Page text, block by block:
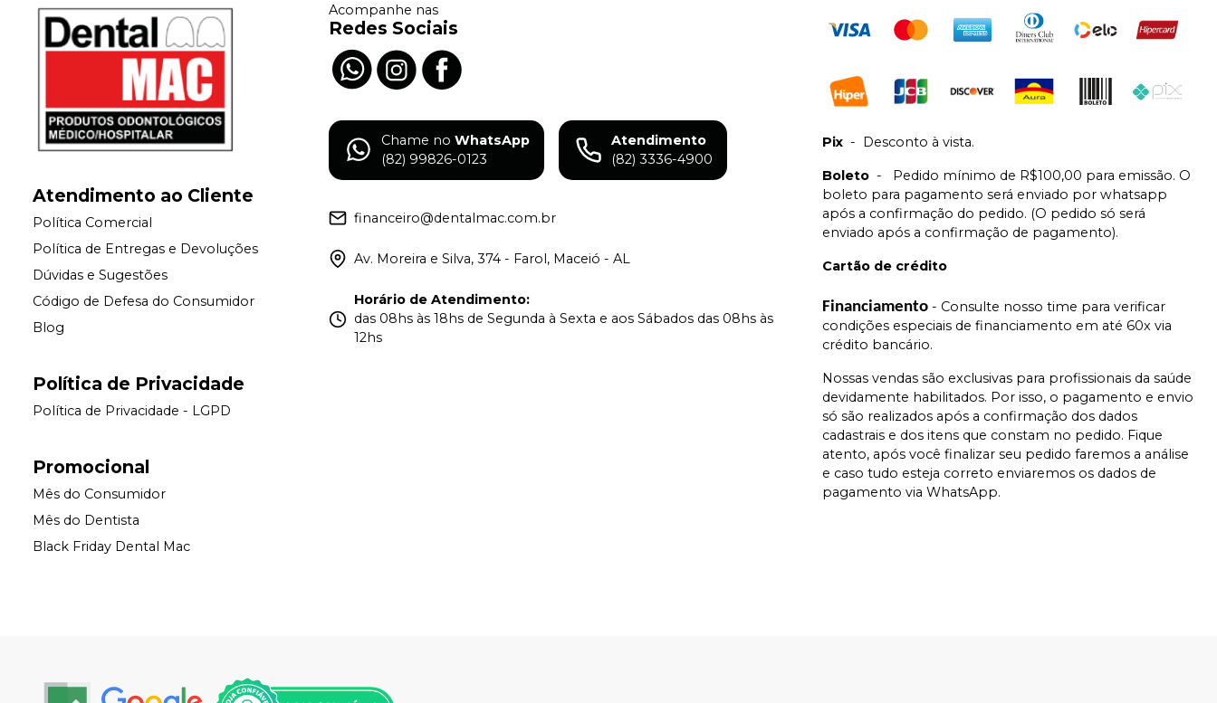
Atendimento ao Cliente
Política Comercial
Política de Entregas e Devoluções
Dúvidas e Sugestões
Código de Defesa do Consumidor
Blog
Política de Privacidade
Política de Privacidade - LGPD
Promocional
Mês do Consumidor
Mês do Dentista
Black Friday Dental Mac
Acompanhe nas
Redes Sociais
Chame no WhatsApp
(82) 99826-0123
Atendimento
(82) 3336-4900
financeiro@dentalmac.com.br
Av. Moreira e Silva, 374 - Farol, Maceió - AL
Horário de Atendimento:
das 08hs às 18hs de Segunda à Sexta e aos Sábados das 08hs às
12hs
Pix - Desconto à vista.
Boleto -
Pedido mínimo de R$100,00 para emissão. O
boleto para pagamento será enviado por whatsapp
após a confirmação do pedido. (O pedido só será
enviado após a confirmação de pagamento).
Cartão de crédito
Financiamento - Consulte nosso time para verificar
condições especiais de financiamento em até 60x via
crédito bancário.
Nossas vendas são exclusivas para profissionais da saúde
devidamente habilitados. Por isso, o pagamento e envio
só são realizados após a confirmação dos dados
cadastrais e dos itens que constam no pedido. Fique
atento, após você finalizar seu pedido faremos a análise
e caso tudo esteja correto enviaremos os dados de
pagamento via WhatsApp.